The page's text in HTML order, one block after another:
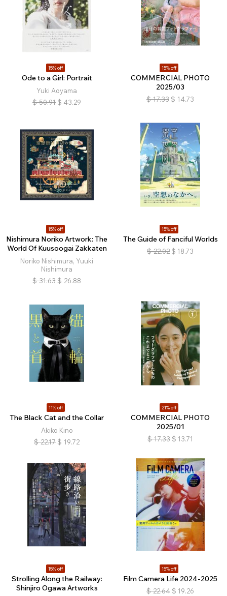
15% off
Ode to a Girl: Portrait
Yuki Aoyama
$ 50.91 $ 43.29
15% off
COMMERCIAL PHOTO
2025/03
$ 17.33 $ 14.73
15% off
Nishimura Noriko Artwork: The
World Of Kuusoogai Zakkaten
Noriko Nishimura, Yuuki
Nishimura
$ 31.63 $ 26.88
15% off
The Guide of Fanciful Worlds
$ 22.02 $ 18.73
11% off
The Black Cat and the Collar
Akiko Kino
$ 22.17 $ 19.72
21% off
COMMERCIAL PHOTO
2025/01
$ 17.33 $ 13.71
15% off
Strolling Along the Railway:
Shinjiro Ogawa Artworks
15% off
Film Camera Life 2024-2025
$ 22.64 $ 19.26